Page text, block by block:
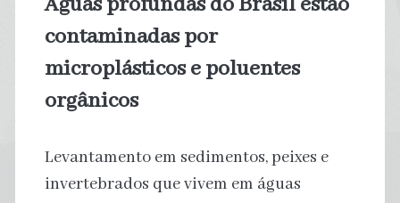
no
contaminadas por
microplásticos e poluentes
orgânicos
Levantamento em sedimentos, peixes e
invertebrados que vivem em águas